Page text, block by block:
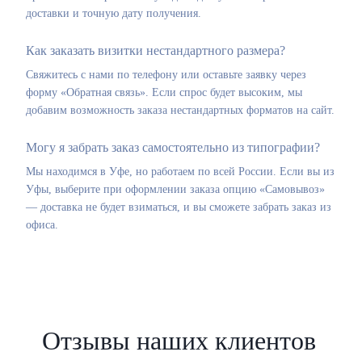
доставки и точную дату получения.
Как заказать визитки нестандартного размера?
Свяжитесь с нами по телефону или оставьте заявку через
форму «Обратная связь». Если спрос будет высоким, мы
добавим возможность заказа нестандартных форматов на сайт.
Могу я забрать заказ самостоятельно из типографии?
Мы находимся в Уфе, но работаем по всей России. Если вы из
Уфы, выберите при оформлении заказа опцию «Самовывоз»
— доставка не будет взиматься, и вы сможете забрать заказ из
офиса.
Отзывы наших клиентов